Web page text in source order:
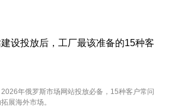
设投放后，工厂最该准备的15种客
年俄罗斯市场网站投放必备，15种客户常问
展海外市场。